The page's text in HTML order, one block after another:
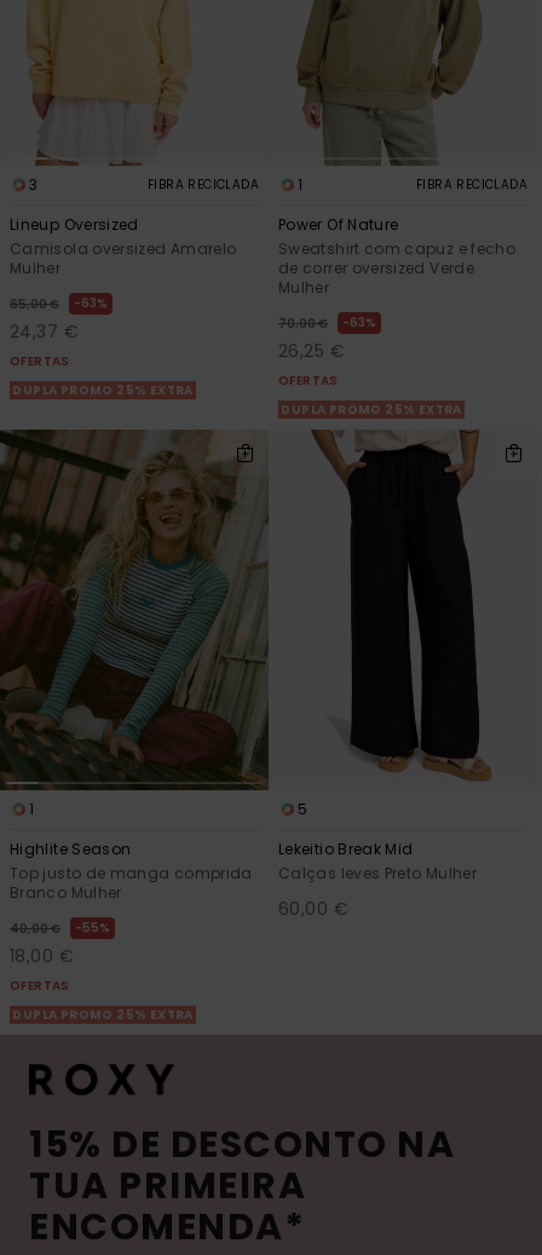
3 FIBRA RECICLADA
Lineup Oversized
Camisola oversized Amarelo
Mulher
65,00 € 63%
24,37 €
OFERTAS
DUPLA PROMO 25% EXTRA
1 FIBRA RECICLADA
Power Of Nature
Sweatshirt com capuz e fecho
de correr oversized Verde
Mulher
70,00 € 63%
26,25 €
OFERTAS
DUPLA PROMO 25% EXTRA
1
Highlite Season
Top justo de manga comprida
Branco Mulher
40,00 € 55%
18,00 €
OFERTAS
DUPLA PROMO 25% EXTRA
5
Lekeitio Break Mid
Calças leves Preto Mulher
60,00 €
15% DE DESCONTO NA
TUA PRIMEIRA
ENCOMENDA*